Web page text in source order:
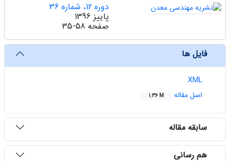
دوره 12، شماره 36
پاییز 1396
صفحه 35-58
فایل ها
XML
اصل مقاله
1.36 M
سابقه مقاله
هم رسانی